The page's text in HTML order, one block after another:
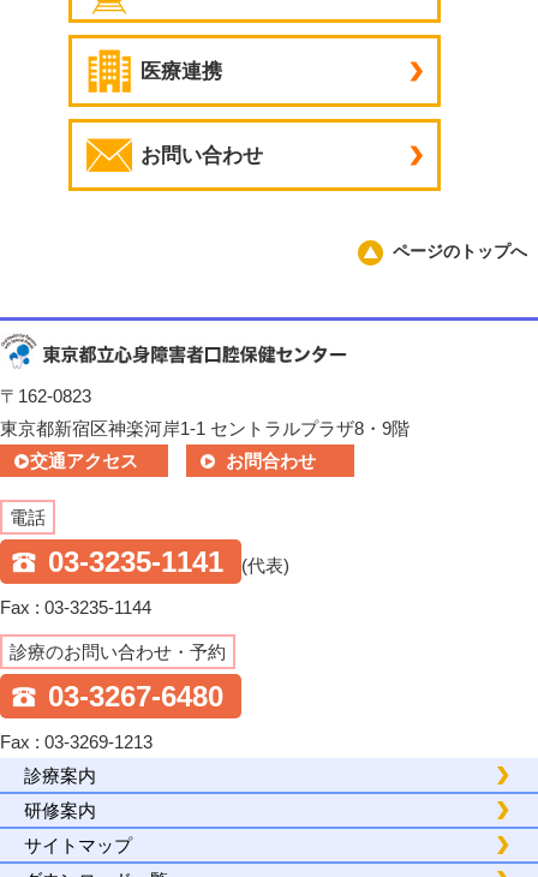
医療連携
お問い合わせ
ページのトップへ
〒162-0823
東京都新宿区神楽河岸1-1 セントラルプラザ8・9階
交通アクセス
お問合わせ
電話
03-3235-1141 (代表)
Fax : 03-3235-1144
診療のお問い合わせ・予約
03-3267-6480
Fax : 03-3269-1213
診療案内
研修案内
サイトマップ